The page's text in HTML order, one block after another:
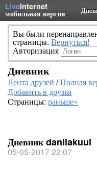
LiveInternet
мобильная версия
Вы были
страницы. Вернуться!
Авторизация
Дневник
Лента друзей /Полная
Добавить в друзья
Страницы: раньше»
Дневник danilakuul
05-05-2017 22:07